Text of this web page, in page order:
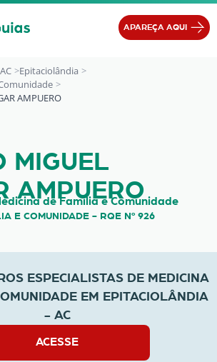
APAREÇA AQUI
AC
Epitaciolândia
AMPUERO
MELGAR
MIGUEL
AMPUERO
de Família e Comunidade
E COMUNIDADE - RQE Nº 926
ESPECIALISTAS DE MEDICINA
EM EPITACIOLÂNDIA
- AC
ACESSE